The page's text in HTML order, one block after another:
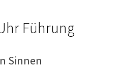
Führung
Sinnen